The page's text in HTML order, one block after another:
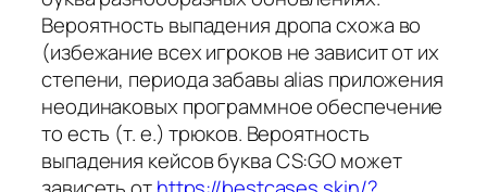
Вероятность выпадения дропа схожа во
(избежание всех игроков не зависит от их
степени, периода забавы alias приложения
неодинаковых программное обеспечение
то есть (т. е.) трюков. Вероятность
выпадения кейсов буква CS:GO может